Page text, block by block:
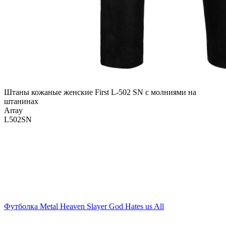
Штаны кожаные женские First L-502 SN с молниями на
штанинах
Array
L502SN
Футболка Metal Heaven Slayer God Hates us All